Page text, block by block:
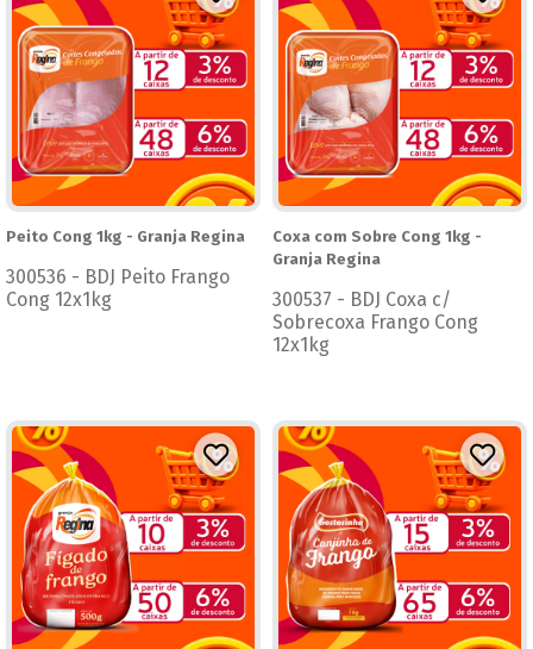
Peito Cong 1kg - Granja Regina
300536 - BDJ Peito Frango
Cong 12x1kg
Coxa com Sobre Cong 1kg -
Granja Regina
300537 - BDJ Coxa c/
Sobrecoxa Frango Cong
12x1kg